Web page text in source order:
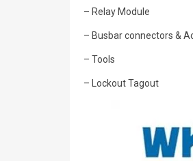
– Relay Module
– Busbar connectors &
– Tools
– Lockout Tagout